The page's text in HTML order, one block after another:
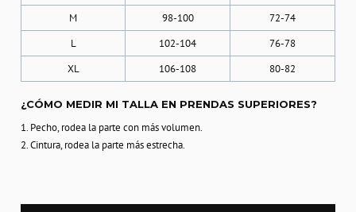
M
98-100
72-74
L
102-104
76-78
XL
106-108 80-82
¿CÓMO MEDIR MI TALLA EN PRENDAS SUPERIORES?
1. Pecho, rodea la parte con más volumen.
2. Cintura, rodea la parte más estrecha.